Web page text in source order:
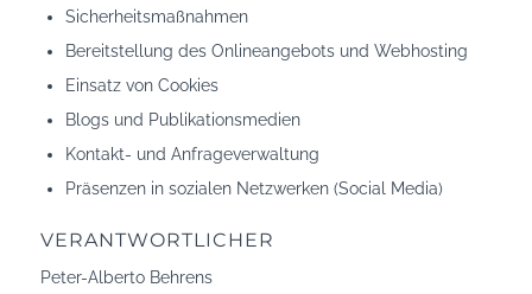
Sicherheitsmaßnahmen
Bereitstellung des Onlineangebots und Webhosting
Einsatz von Cookies
Blogs und Publikationsmedien
Kontakt- und Anfrageverwaltung
Präsenzen in sozialen Netzwerken (Social Media)
VERANTWORTLICHER
Peter-Alberto Behrens